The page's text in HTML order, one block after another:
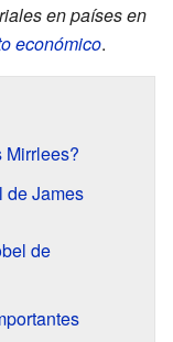
en países en
económico.
Mirrlees?
de James
de